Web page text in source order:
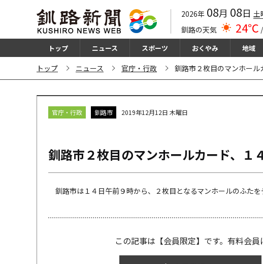
2026年 08月 08日 土
釧路の天気
24℃ /
トップ ニュース スポーツ おくやみ 地域
トップ ニュース 官庁・行政 釧路市２枚目のマンホール
官庁・行政 釧路市 2019年12月12日 木曜日
釧路市２枚目のマンホールカード、１
釧路市は１４日午前９時から、２枚目となるマンホールのふた
この記事は【会員限定】です。有料会